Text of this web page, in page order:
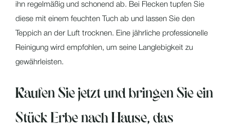
ihn regelmäßig und schonend ab. Bei Flecken tupfen Sie
diese mit einem feuchten Tuch ab und lassen Sie den
Teppich an der Luft trocknen. Eine jährliche professionelle
Reinigung wird empfohlen, um seine Langlebigkeit zu
gewährleisten.
Kaufen Sie jetzt und bringen Sie ein
Stück Erbe nach Hause, das